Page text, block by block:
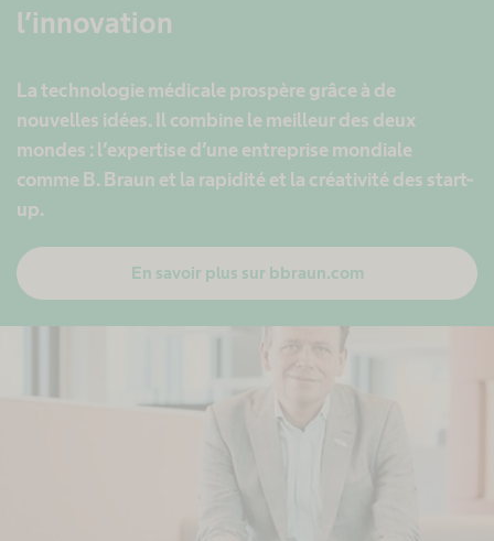
l’innovation
La technologie médicale prospère grâce à de
nouvelles idées. Il combine le meilleur des deux
mondes : l’expertise d’une entreprise mondiale
comme B. Braun et la rapidité et la créativité des start-
up.
En savoir plus sur bbraun.com